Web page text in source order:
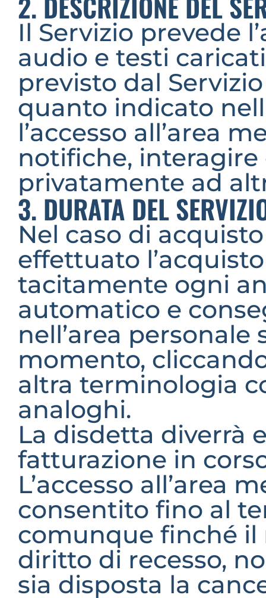
Il Servizio prevede
audio e testi
previsto dal
quanto indicato
l’accesso all’area
notifiche,
privatamente ad
3. DURATA DEL
Nel caso di
effettuato
tacitamente ogni
automatico e
nell’area
momento,
altra terminologia
analoghi.
La disdetta diverrà
fatturazione in
L’accesso all’area
consentito fino al
comunque finché
diritto di recesso,
sia disposta la